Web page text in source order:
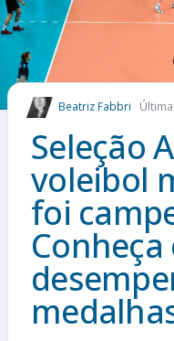
FUTEBOL
COMO
MAIS
Beatriz Fabbri
Seleção
voleibol
foi